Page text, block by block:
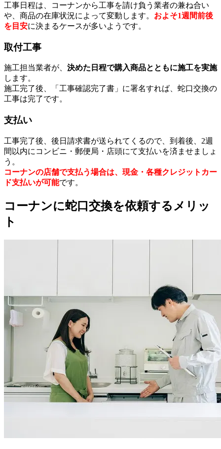
工事日程は、コーナンから工事を請け負う業者の兼ね合い
や、商品の在庫状況によって変動します。 およそ1週間前後
を目安に決まるケースが多いようです。
取付工事
施工担当業者が、 決めた日程で購入商品とともに施工を実施
します。
施工完了後、「工事確認完了書」に署名すれば、蛇口交換の
工事は完了です。
支払い
工事完了後、後日請求書が送られてくるので、到着後、2週
間以内にコンビニ・郵便局・店頭にて支払いを済ませましょ
う。
コーナンの店舗で支払う場合は、現金・各種クレジットカー
ド支払いが可能です。
コーナンに蛇口交換を依頼するメリッ
ト